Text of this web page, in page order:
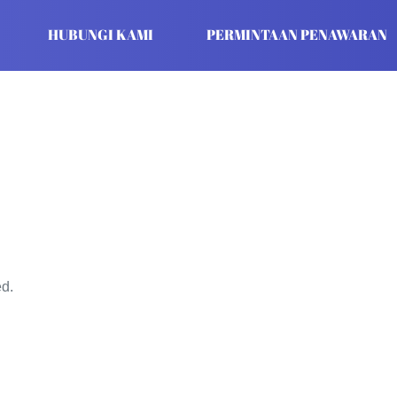
HUBUNGI KAMI PERMINTAAN PENAWARAN